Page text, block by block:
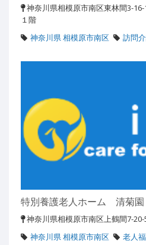
神奈川県相模原市南区東林間3-
１階
神奈川県 相模原市南区
訪問
特別養護老人ホーム 清菊園
神奈川県相模原市南区上鶴間7-20-
神奈川県 相模原市南区
老人